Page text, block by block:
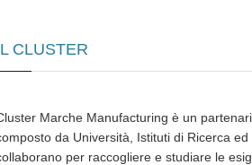
CLUSTER
Marche Manufacturing è un
da Università, Istituti di Ricerca
per raccogliere e studiare le